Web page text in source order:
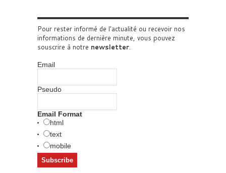
Pour rester informé de l'actualité ou recevoir nos
informations de dernière minute, vous pouvez
souscrire à notre newsletter.
Email
Pseudo
Email Format
html
text
mobile